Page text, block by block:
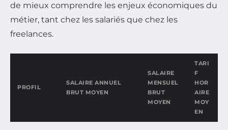
de mieux comprendre les enjeux économiques du
métier, tant chez les salariés que chez les
freelances.
PROFIL
SALAIRE ANNUEL
BRUT MOYEN
SALAIRE
MENSUEL
BRUT
MOYEN
TARI
F
HOR
AIRE
MOY
EN